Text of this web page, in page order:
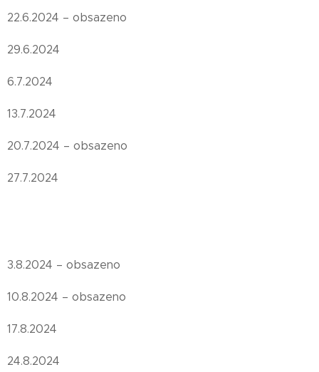
22.6.2024 – obsazeno
29.6.2024
6.7.2024
13.7.2024
20.7.2024 – obsazeno
27.7.2024
3.8.2024 – obsazeno
10.8.2024 – obsazeno
17.8.2024
24.8.2024